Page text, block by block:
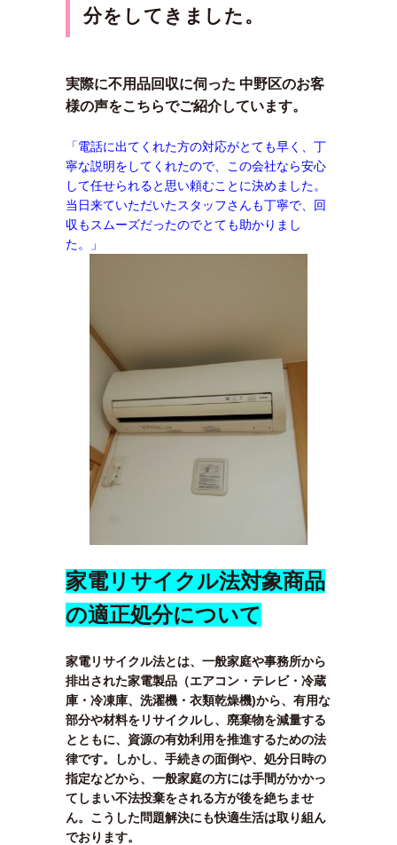
分をしてきました。
実際に不用品回収に伺った 中野区のお客
様の声をこちらでご紹介しています。
「電話に出てくれた方の対応がとても早く、丁
寧な説明をしてくれたので、この会社なら安心
して任せられると思い頼むことに決めました。
当日来ていただいたスタッフさんも丁寧で、回
収もスムーズだったのでとても助かりまし
た。」
家電リサイクル法対象商品
の適正処分について
家電リサイクル法とは、一般家庭や事務所から
排出された家電製品（エアコン・テレビ・冷蔵
庫・冷凍庫、洗濯機・衣類乾燥機)から、有用な
部分や材料をリサイクルし、廃棄物を減量する
とともに、資源の有効利用を推進するための法
律です。しかし、手続きの面倒や、処分日時の
指定などから、一般家庭の方には手間がかかっ
てしまい不法投棄をされる方が後を絶ちませ
ん。こうした問題解決にも快適生活は取り組ん
でおります。